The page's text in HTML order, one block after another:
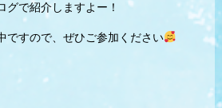
グで紹介しますよー！
ですので、ぜひご参加ください